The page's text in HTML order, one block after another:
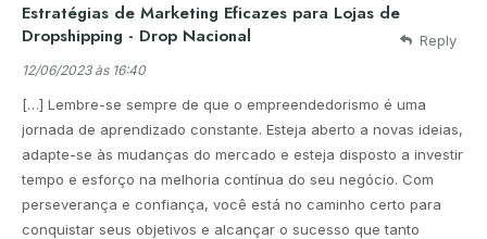
Estratégias de Marketing Eficazes para Lojas de
Dropshipping - Drop Nacional
12/06/2023 às 16:40
[…] Lembre-se sempre de que o empreendedorismo é uma
jornada de aprendizado constante. Esteja aberto a novas ideias,
adapte-se às mudanças do mercado e esteja disposto a investir
tempo e esforço na melhoria contínua do seu negócio. Com
perseverança e confiança, você está no caminho certo para
conquistar seus objetivos e alcançar o sucesso que tanto
Reply